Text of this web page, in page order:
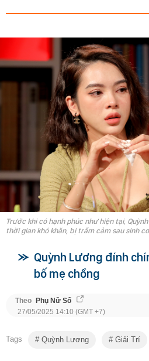
Trước khi có hạnh phúc như hiện tại,
thời gian khó khăn, bị trầm cảm sau sinh
Quỳnh Lương đính
bố mẹ chồng
Theo Phụ Nữ Số
27/05/2025 14:10 (GMT +7)
Tags Quỳnh Lương Giải Trí